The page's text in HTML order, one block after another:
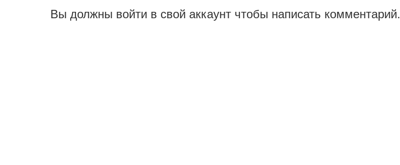
Вы должны войти в свой аккаунт чтобы написать комментарий.